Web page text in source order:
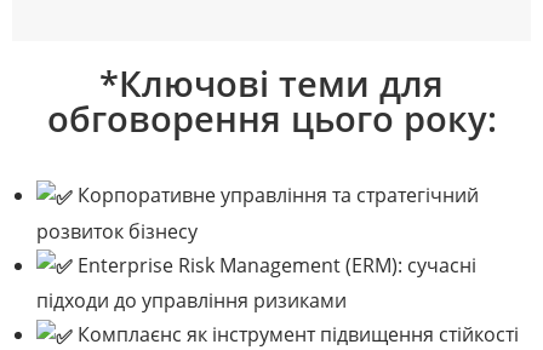
*Ключові теми для
обговорення цього року:
Корпоративне управління та стратегічний
розвиток бізнесу
Enterprise Risk Management (ERM): сучасні
підходи до управління ризиками
Комплаєнс як інструмент підвищення стійкості